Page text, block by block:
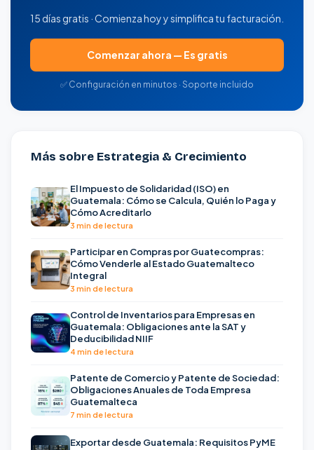
15 días gratis · Comienza hoy y simplifica tu facturación.
Comenzar ahora — Es gratis
✅ Configuración en minutos · Soporte incluido
Más sobre Estrategia & Crecimiento
El Impuesto de Solidaridad (ISO) en
Guatemala: Cómo se Calcula, Quién lo Paga y
Cómo Acreditarlo
3 min de lectura
Participar en Compras por Guatecompras:
Cómo Venderle al Estado Guatemalteco
Integral
3 min de lectura
Control de Inventarios para Empresas en
Guatemala: Obligaciones ante la SAT y
Deducibilidad NIIF
4 min de lectura
Patente de Comercio y Patente de Sociedad:
Obligaciones Anuales de Toda Empresa
Guatemalteca
7 min de lectura
Exportar desde Guatemala: Requisitos PyME